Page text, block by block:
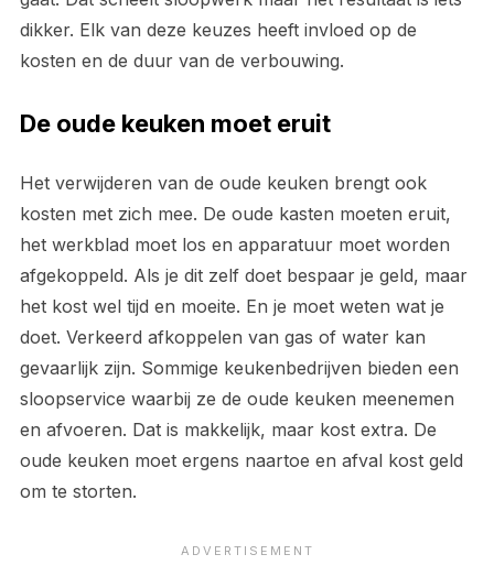
dikker. Elk van deze keuzes heeft invloed op de
kosten en de duur van de verbouwing.
De oude keuken moet eruit
Het verwijderen van de oude keuken brengt ook
kosten met zich mee. De oude kasten moeten eruit,
het werkblad moet los en apparatuur moet worden
afgekoppeld. Als je dit zelf doet bespaar je geld, maar
het kost wel tijd en moeite. En je moet weten wat je
doet. Verkeerd afkoppelen van gas of water kan
gevaarlijk zijn. Sommige keukenbedrijven bieden een
sloopservice waarbij ze de oude keuken meenemen
en afvoeren. Dat is makkelijk, maar kost extra. De
oude keuken moet ergens naartoe en afval kost geld
om te storten.